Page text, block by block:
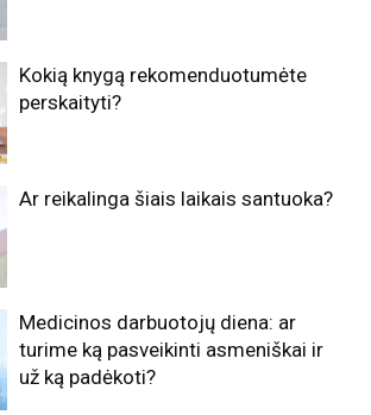
Kokią knygą rekomenduotumėte
perskaityti?
Ar reikalinga šiais laikais santuoka?
Medicinos darbuotojų diena: ar
turime ką pasveikinti asmeniškai ir
už ką padėkoti?